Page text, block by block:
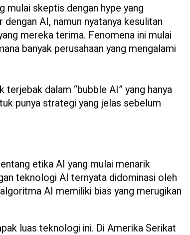
mulai skeptis dengan hype yang
AI, namun nyatanya kesulitan
mereka terima. Fenomena ini mulai
banyak perusahaan yang mengalami
dalam “bubble AI” yang hanya
punya strategi yang jelas sebelum
etika AI yang mulai menarik
teknologi AI ternyata didominasi oleh
AI memiliki bias yang merugikan
luas teknologi ini. Di Amerika Serikat